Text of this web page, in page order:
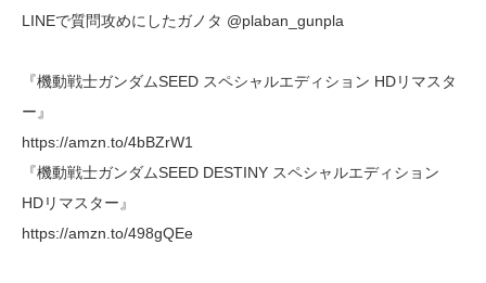
LINEで質問攻めにしたガノタ @plaban_gunpla
『機動戦士ガンダムSEED スペシャルエディション HDリマスタ
ー』
https://amzn.to/4bBZrW1
『機動戦士ガンダムSEED DESTINY スペシャルエディション
HDリマスター』
https://amzn.to/498gQEe